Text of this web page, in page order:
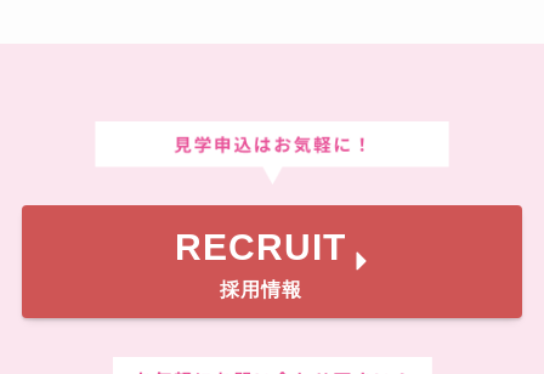
RECRUIT
採用情報